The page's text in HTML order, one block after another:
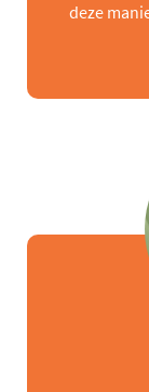
deze